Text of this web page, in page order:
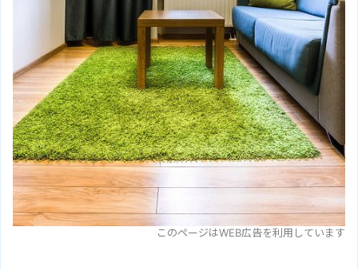
このページはWEB広告を利用しています